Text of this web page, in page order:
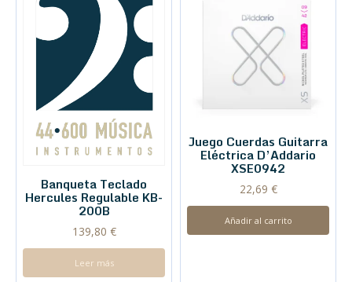
Banqueta Teclado
Hercules Regulable KB-
200B
139,80 €
Leer más
Juego Cuerdas Guitarra
Eléctrica D’Addario
XSE0942
22,69 €
Añadir al carrito